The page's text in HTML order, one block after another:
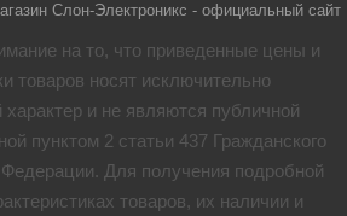
Слон-Электроникс - официальный сайт
на то, что приведенные цены и
товaров носят исключительно
и не являются публичной
пунктом 2 статьи 437 Гражданского
Для получения подробной
товaров, их наличии и